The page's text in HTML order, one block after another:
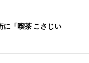
に「喫茶 こさじい